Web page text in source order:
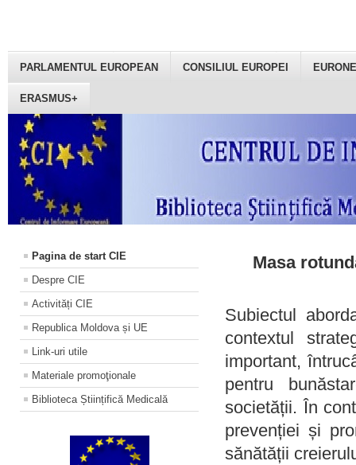
PARLAMENTUL EUROPEAN CONSILIUL EUROPEI
ERASMUS+
Pagina de start CIE
Despre CIE
Activități CIE
Republica Moldova și UE
Link-uri utile
Materiale promoţionale
Biblioteca Științifică Medicală
Masa
Subiectul
contextul
important,
pentru
societății. În
prevenției și
sănătății